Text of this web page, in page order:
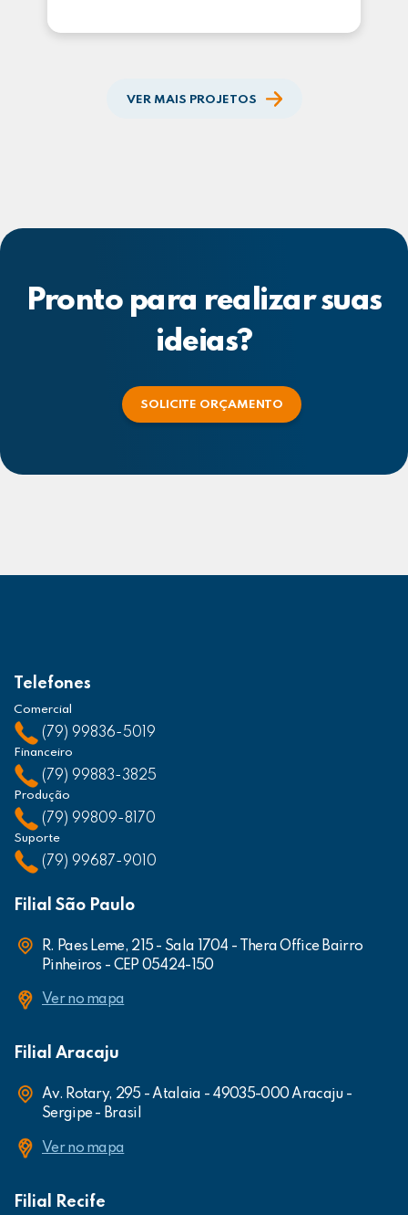
VER MAIS PROJETOS
Pronto para realizar suas
ideias?
SOLICITE ORÇAMENTO
Telefones
Comercial
(79) 99836-5019
Financeiro
(79) 99883-3825
Produção
(79) 99809-8170
Suporte
(79) 99687-9010
Filial São Paulo
R. Paes Leme, 215 - Sala 1704 - Thera Office Bairro
Pinheiros - CEP 05424-150
Ver no mapa
Filial Aracaju
Av. Rotary, 295 - Atalaia - 49035-000 Aracaju -
Sergipe - Brasil
Ver no mapa
Filial Recife